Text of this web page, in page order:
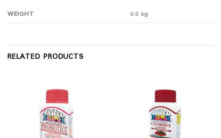
WEIGHT 0.0 kg
RELATED PRODUCTS